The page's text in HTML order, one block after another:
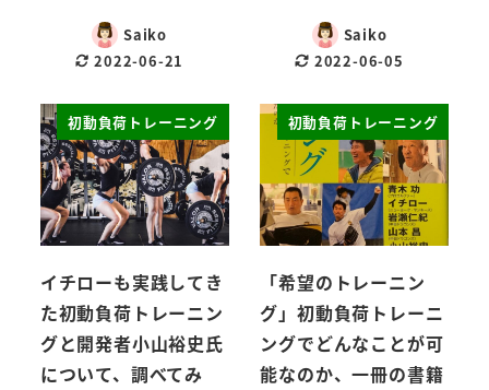
Saiko
2022-06-21
Saiko
2022-06-05
初動負荷トレーニング
イチローも実践してき
た初動負荷トレーニン
グと開発者小山裕史氏
について、調べてみ
初動負荷トレーニング
「希望のトレーニン
グ」初動負荷トレーニ
ングでどんなことが可
能なのか、一冊の書籍